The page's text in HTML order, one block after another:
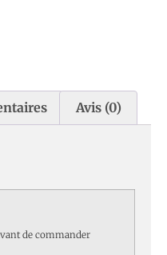
Avis (0)
de commander